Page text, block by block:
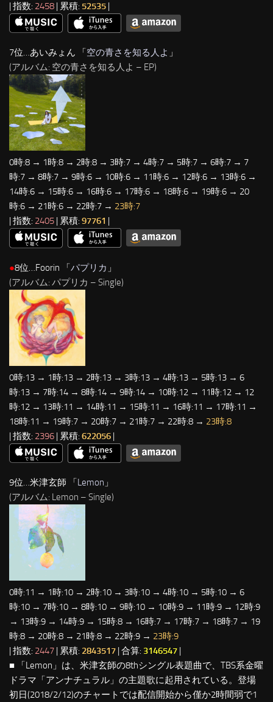
| 指数: 2458 | 累積: 52535 |
7位…あいみょん 「 空の青さを知る人よ 」
(アルバム: 空の青さを知る人よ – EP)
0時:8 → 1時:8 → 2時:8 → 3時:7 → 4時:7 → 5時:7 → 6時:7 → 7
時:7 → 8時:7 → 9時:6 → 10時:6 → 11時:6 → 12時:6 → 13時:6 →
14時:6 → 15時:6 → 16時:6 → 17時:6 → 18時:6 → 19時:6 → 20
時:6 → 21時:6 → 22時:7 → 23時:7
| 指数: 2405 | 累積: 97761
●8位…Foorin 「パプリカ 」
(アルバム: パプリカ – Single)
0時:13 → 1時:13 → 2時:13 → 3時:13 → 4時:13 → 5時:13 → 6
時:13 → 7時:14 → 8時:14 → 9時:14 → 10時:12 → 11時:12 → 12
時:12 → 13時:11 → 14時:11 → 15時:11 → 16時:11 → 17時:11 →
18時:11 → 19時:7 → 20時:7 → 21時:7 → 22時:8 → 23時:8
| 指数: 2396 | 累積: 622056 |
9位…米津玄師 「Lemon 」
(アルバム: Lemon – Single)
0時:11 → 1時:10 → 2時:10 → 3時:10 → 4時:10 → 5時:10 → 6
時:10 → 7時:10 → 8時:10 → 9時:10 → 10時:9 → 11時:9 → 12時:9
→ 13時:9 → 14時:9 → 15時:8 → 16時:7 → 17時:7 → 18時:7 → 19
時:8 → 20時:8 → 21時:8 → 22時:9 → 23時:9
| 指数: 2447 | 累積: 2843517 | 合算: 3146547 |
■ 「Lemon」は、米津玄師の8thシングル表題曲で、TBS系金曜
ドラマ「アンナチュラル」の主題歌に起用されている。登場
初日(2018/2/12)のチャートでは配信開始から僅か2時間弱で1